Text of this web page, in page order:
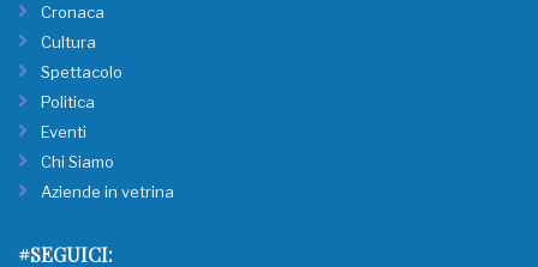
Cronaca
Cultura
Spettacolo
Politica
Eventi
Chi Siamo
Aziende in vetrina
#SEGUICI: